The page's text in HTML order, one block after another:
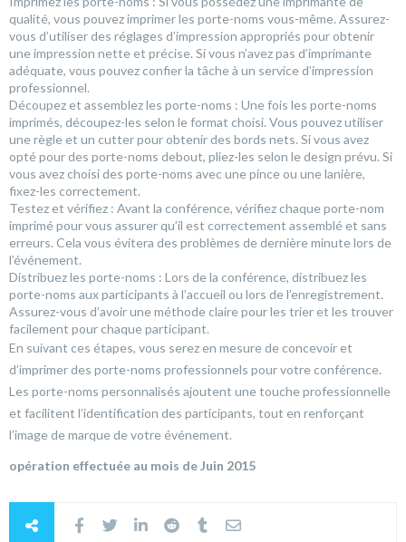
qualité, vous pouvez imprimer les porte-noms vous-même. Assurez-
vous d’utiliser des réglages d’impression appropriés pour obtenir
une impression nette et précise. Si vous n’avez pas d’imprimante
adéquate, vous pouvez confier la tâche à un service d’impression
professionnel.
Découpez et assemblez les porte-noms : Une fois les porte-noms
imprimés, découpez-les selon le format choisi. Vous pouvez utiliser
une règle et un cutter pour obtenir des bords nets. Si vous avez
opté pour des porte-noms debout, pliez-les selon le design prévu. Si
vous avez choisi des porte-noms avec une pince ou une lanière,
fixez-les correctement.
Testez et vérifiez : Avant la conférence, vérifiez chaque porte-nom
imprimé pour vous assurer qu’il est correctement assemblé et sans
erreurs. Cela vous évitera des problèmes de dernière minute lors de
l’événement.
Distribuez les porte-noms : Lors de la conférence, distribuez les
porte-noms aux participants à l’accueil ou lors de l’enregistrement.
Assurez-vous d’avoir une méthode claire pour les trier et les trouver
facilement pour chaque participant.
En suivant ces étapes, vous serez en mesure de concevoir et
d’imprimer des porte-noms professionnels pour votre conférence.
Les porte-noms personnalisés ajoutent une touche professionnelle
et facilitent l’identification des participants, tout en renforçant
l’image de marque de votre événement.
opération effectuée au mois de Juin 2015